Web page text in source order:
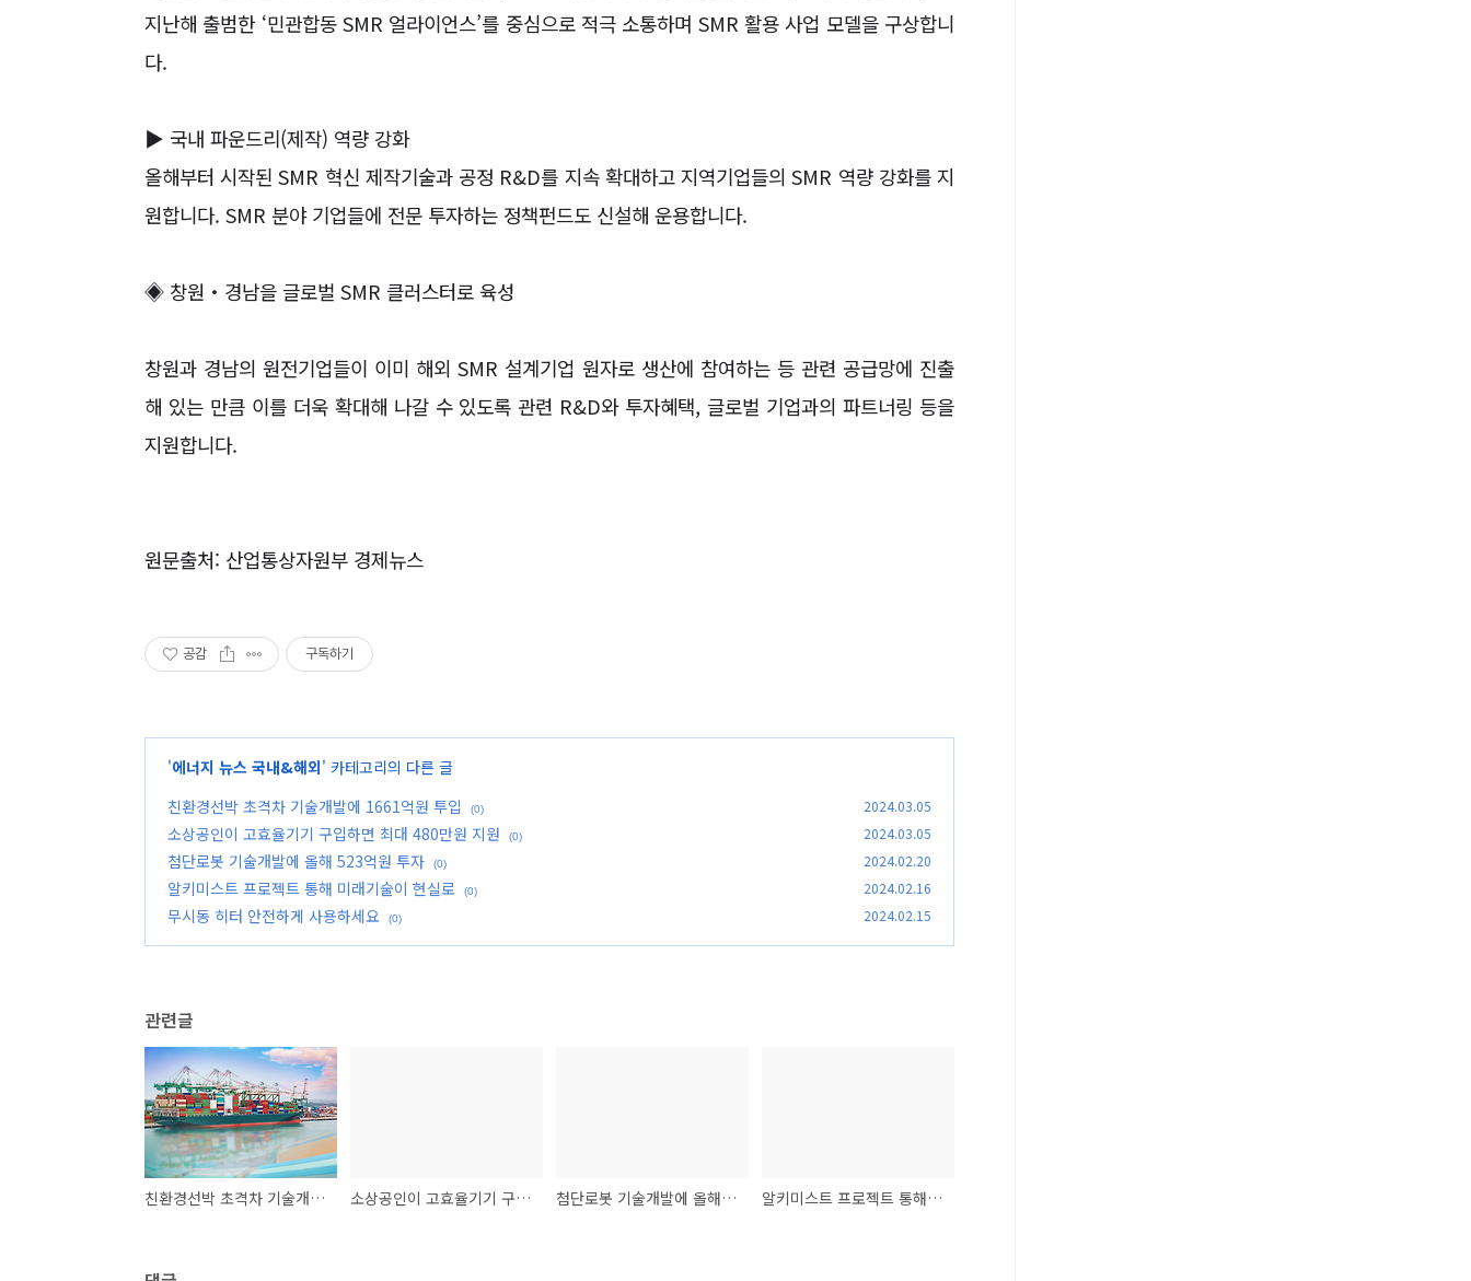
지난해 출범한 ‘민관합동 SMR 얼라이언스’를 중심으로 적극 소통하며 SMR 활용 사업 모델을 구상합니
다.
▶ 국내 파운드리(제작) 역량 강화
올해부터 시작된 SMR 혁신 제작기술과 공정 R&D를 지속 확대하고 지역기업들의 SMR 역량 강화를 지
원합니다. SMR 분야 기업들에 전문 투자하는 정책펀드도 신설해 운용합니다.
◈ 창원 ‧ 경남을 글로벌 SMR 클러스터로 육성
창원과 경남의 원전기업들이 이미 해외 SMR 설계기업 원자로 생산에 참여하는 등 관련 공급망에 진출
해 있는 만큼 이를 더욱 확대해 나갈 수 있도록 관련 R&D와 투자혜택, 글로벌 기업과의 파트너링 등을
지원합니다.
원문출처: 산업통상자원부 경제뉴스
공감 구독하기
'에너지 뉴스 국내&해외' 카테고리의 다른 글
친환경선박 초격차 기술개발에 1661억원 투입
(0) 2024.03.05
소상공인이 고효율기기 구입하면 최대 480만원 지원 (0) 2024.03.05
첨단로봇 기술개발에 올해 523억원 투자 (0) 2024.02.20
알키미스트 프로젝트 통해 미래기술이 현실로 (0) 2024.02.16
무시동 히터 안전하게 사용하세요 (0) 2024.02.15
관련글
친환경선박 초격차 기술개발에 1661억원 투입 소상공인이 고효율기기 구입하면 최대 480만원 지원 첨단로봇 기술개발에 올해 523억원 투자 알키미스트 프로젝트 통해 미래기술이 현실로